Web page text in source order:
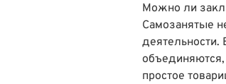
Можно ли
Самозанятые
объединяются,
простое